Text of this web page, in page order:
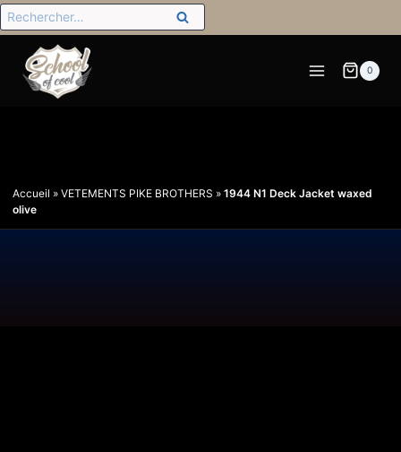
0
Accueil » VETEMENTS PIKE BROTHERS » 1944 N1 Deck Jacket waxed
olive